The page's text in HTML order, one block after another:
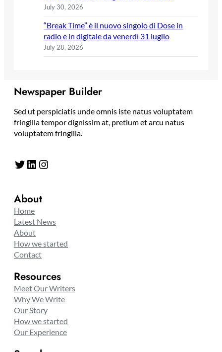
July 30, 2026
“Break Time” è il nuovo singolo di Dose in
radio e in digitale da venerdì 31 luglio
July 28, 2026
Newspaper Builder
Sed ut perspiciatis unde omnis iste natus voluptatem
fringilla tempor dignissim at, pretium et arcu natus
voluptatem fringilla.
Twitter LinkedIn Instagram
About
Home
Latest News
About
How we started
Contact
Resources
Meet Our Writers
Why We Write
Our Story
How we started
Our Experience